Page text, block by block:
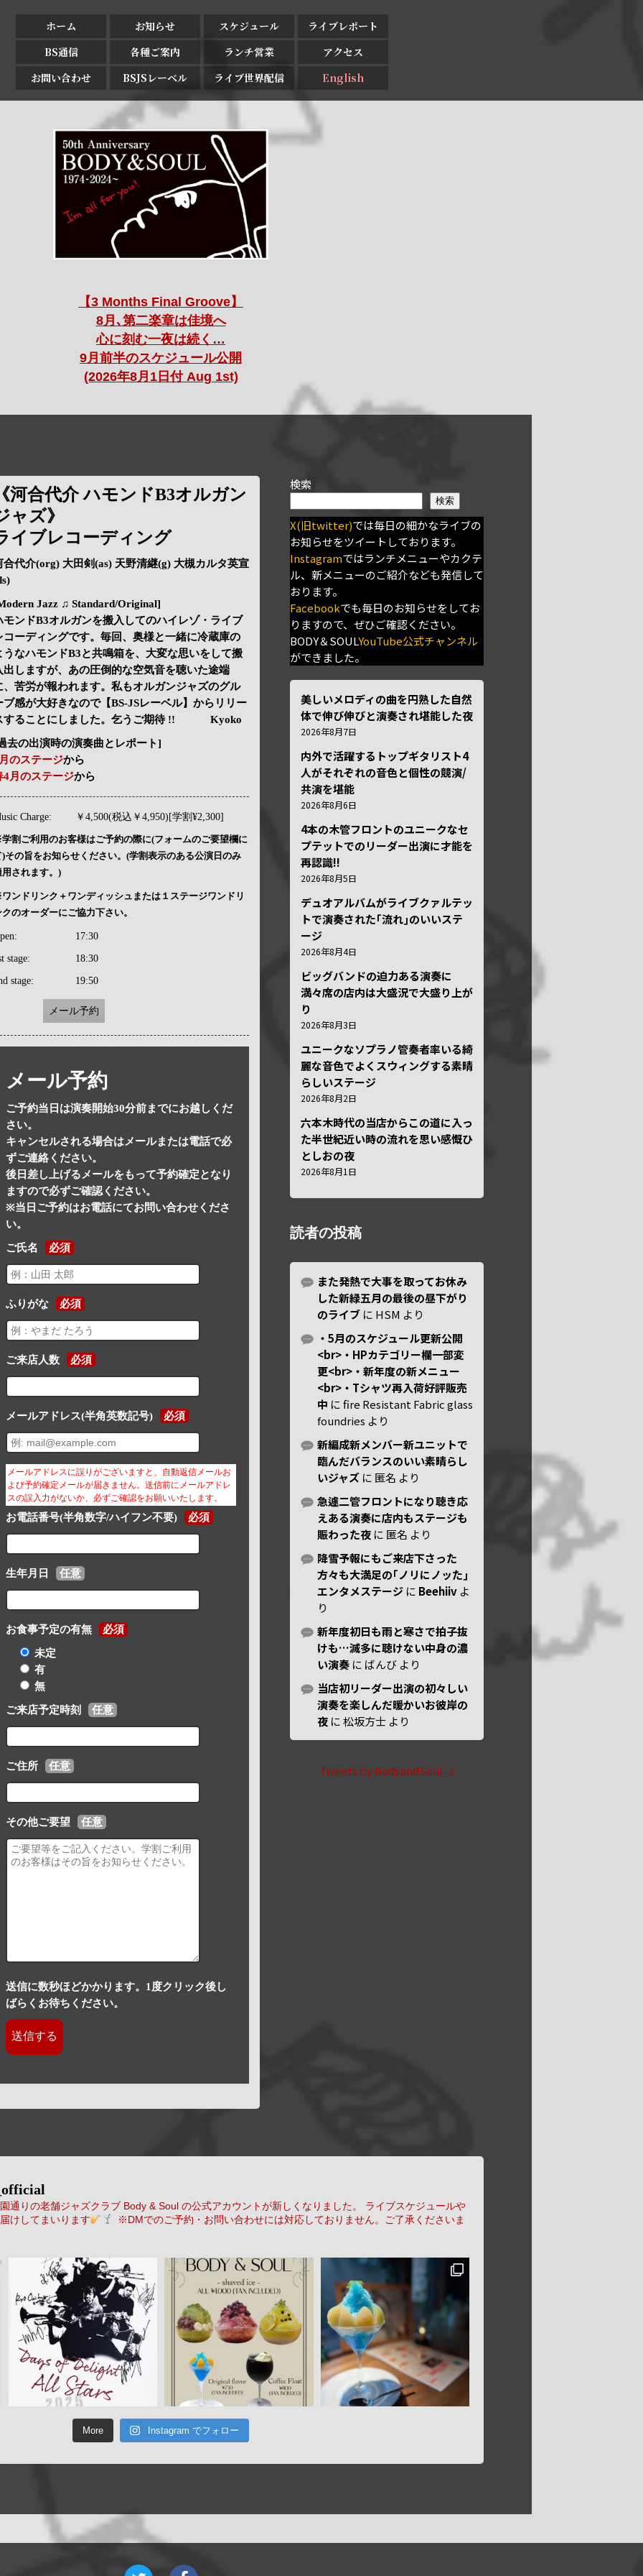
ホーム お知らせ スケジュール
ライブレポート
BS通信
各種ご案内 ランチ営業
アクセス
お問い合わせ
BSJSレーベル ライブ世界配信 English
【3 Months Final Groove】
8月､第二楽章は佳境へ
心に刻む一夜は続く…
9月前半のスケジュール公開
(2026年8月1日付 Aug 1st)
河合代介 ハモンドB3オルガン
ャズ》
イブレコーディング
合代介(org) 大田剣(as) 天野清継(g) 大槻カルタ英宣
Jazz ♫ Standard/Original]
モンドB3オルガンを搬入してのハイレゾ・ライブ
コーディングです。毎回、奥様と一緒に冷蔵庫の
うなハモンドB3と共鳴箱を、大変な思いをして搬
出しますが、あの圧倒的な空気音を聴いた途端
、苦労が報われます。私もオルガンジャズのグル
ブ感が大好きなので【BS-JSレーベル】からリリー
することにしました。乞うご期待 !! Kyoko
去の出演時の演奏曲とレポート]
のステージから
4月のステージから
Charge: ￥4,500(税込￥4,950)[学割¥2,300]
割ご利用のお客様はご予約の際に(フォームのご要望欄に
)その旨をお知らせください。(学割表示のある公演日のみ
用されます。)
ンドリンク＋ワンディッシュまたは１ステージワンドリ
クのオーダーにご協力下さい。
17:30
stage: 18:30
stage: 19:50
メール予約
メール予約
ご予約当日は演奏開始30分前までにお越しくだ
さい。
キャンセルされる場合はメールまたは電話で必
ずご連絡ください。
後日差し上げるメールをもって予約確定となり
ますので必ずご確認ください。
※当日ご予約はお電話にてお問い合わせくださ
い。
ご氏名 必須
ふりがな 必須
ご来店人数 必須
メールアドレス(半角英数記号) 必須
メールアドレスに誤りがございますと、自動返信メールお
よび予約確定メールが届きません。送信前にメールアドレ
スの誤入力がないか、必ずご確認をお願いいたします。
お電話番号(半角数字/ハイフン不要) 必須
生年月日 任意
お食事予定の有無 必須
未定
有
無
ご来店予定時刻 任意
ご住所 任意
その他ご要望 任意
送信に数秒ほどかかります。1度クリック後し
ばらくお待ちください。
検索
検索
X(旧twitter)では毎日の細かなライブの
お知らせをツイートしております。
Instagramではランチメニューやカクテ
ル、新メニューのご紹介なども発信して
おります。
Facebookでも毎日のお知らせをしてお
りますので、ぜひご確認ください。
BODY＆SOULYouTube公式チャンネル
ができました。
美しいメロディの曲を円熟した自然
体で伸び伸びと演奏され堪能した夜
2026年8月7日
内外で活躍するトップギタリスト4
人がそれぞれの音色と個性の競演/
共演を堪能
2026年8月6日
4本の木管フロントのユニークなセ
プテットでのリーダー出演に才能を
再認識!!
2026年8月5日
デュオアルバムがライブクァルテッ
トで演奏された｢流れ｣のいいステ
ージ
2026年8月4日
ビッグバンドの迫力ある演奏に
満々席の店内は大盛況で大盛り上が
り
2026年8月3日
ユニークなソプラノ管奏者率いる綺
麗な音色でよくスウィングする素晴
らしいステージ
2026年8月2日
六本木時代の当店からこの道に入っ
た半世紀近い時の流れを思い感慨ひ
としおの夜
2026年8月1日
読者の投稿
また発熱で大事を取ってお休み
した新緑五月の最後の昼下がり
のライブ に HSM より
・5月のスケジュール更新公開
<br>・HPカテゴリー欄一部変
更<br>・新年度の新メニュー
<br>・Tシャツ再入荷好評販売
中 にfire Resistant Fabric glass
foundries より
新編成新メンバー新ユニットで
臨んだバランスのいい素晴らし
いジャズ に 匿名 より
急遽二管フロントになり聴き応
えある演奏に店内もステージも
賑わった夜 に 匿名 より
降雪予報にもご来店下さった
方々も大満足の｢ノリにノッた｣
エンタメステージ に Beehiiv よ
り
新年度初日も雨と寒さで拍子抜
けも…滅多に聴けない中身の濃
い演奏 に ばんび より
当店初リーダー出演の初々しい
演奏を楽しんだ暖かいお彼岸の
夜 に松坂方士 より
Tweets by BodyandSoul_J
通りの老舗ジャズクラブ Body & Soul の公式アカウントが新しくなりました。
ライブスケジュールや
けしてまいります
※DMでのご予約・お問い合わせには対応しておりません。ご了承くださいま
More Instagram でフォロー